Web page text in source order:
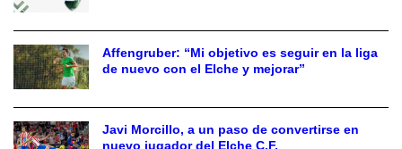
Affengruber: “Mi objetivo es seguir en la liga
de nuevo con el Elche y mejorar”
Javi Morcillo, a un paso de convertirse en
nuevo jugador del Elche C.F.